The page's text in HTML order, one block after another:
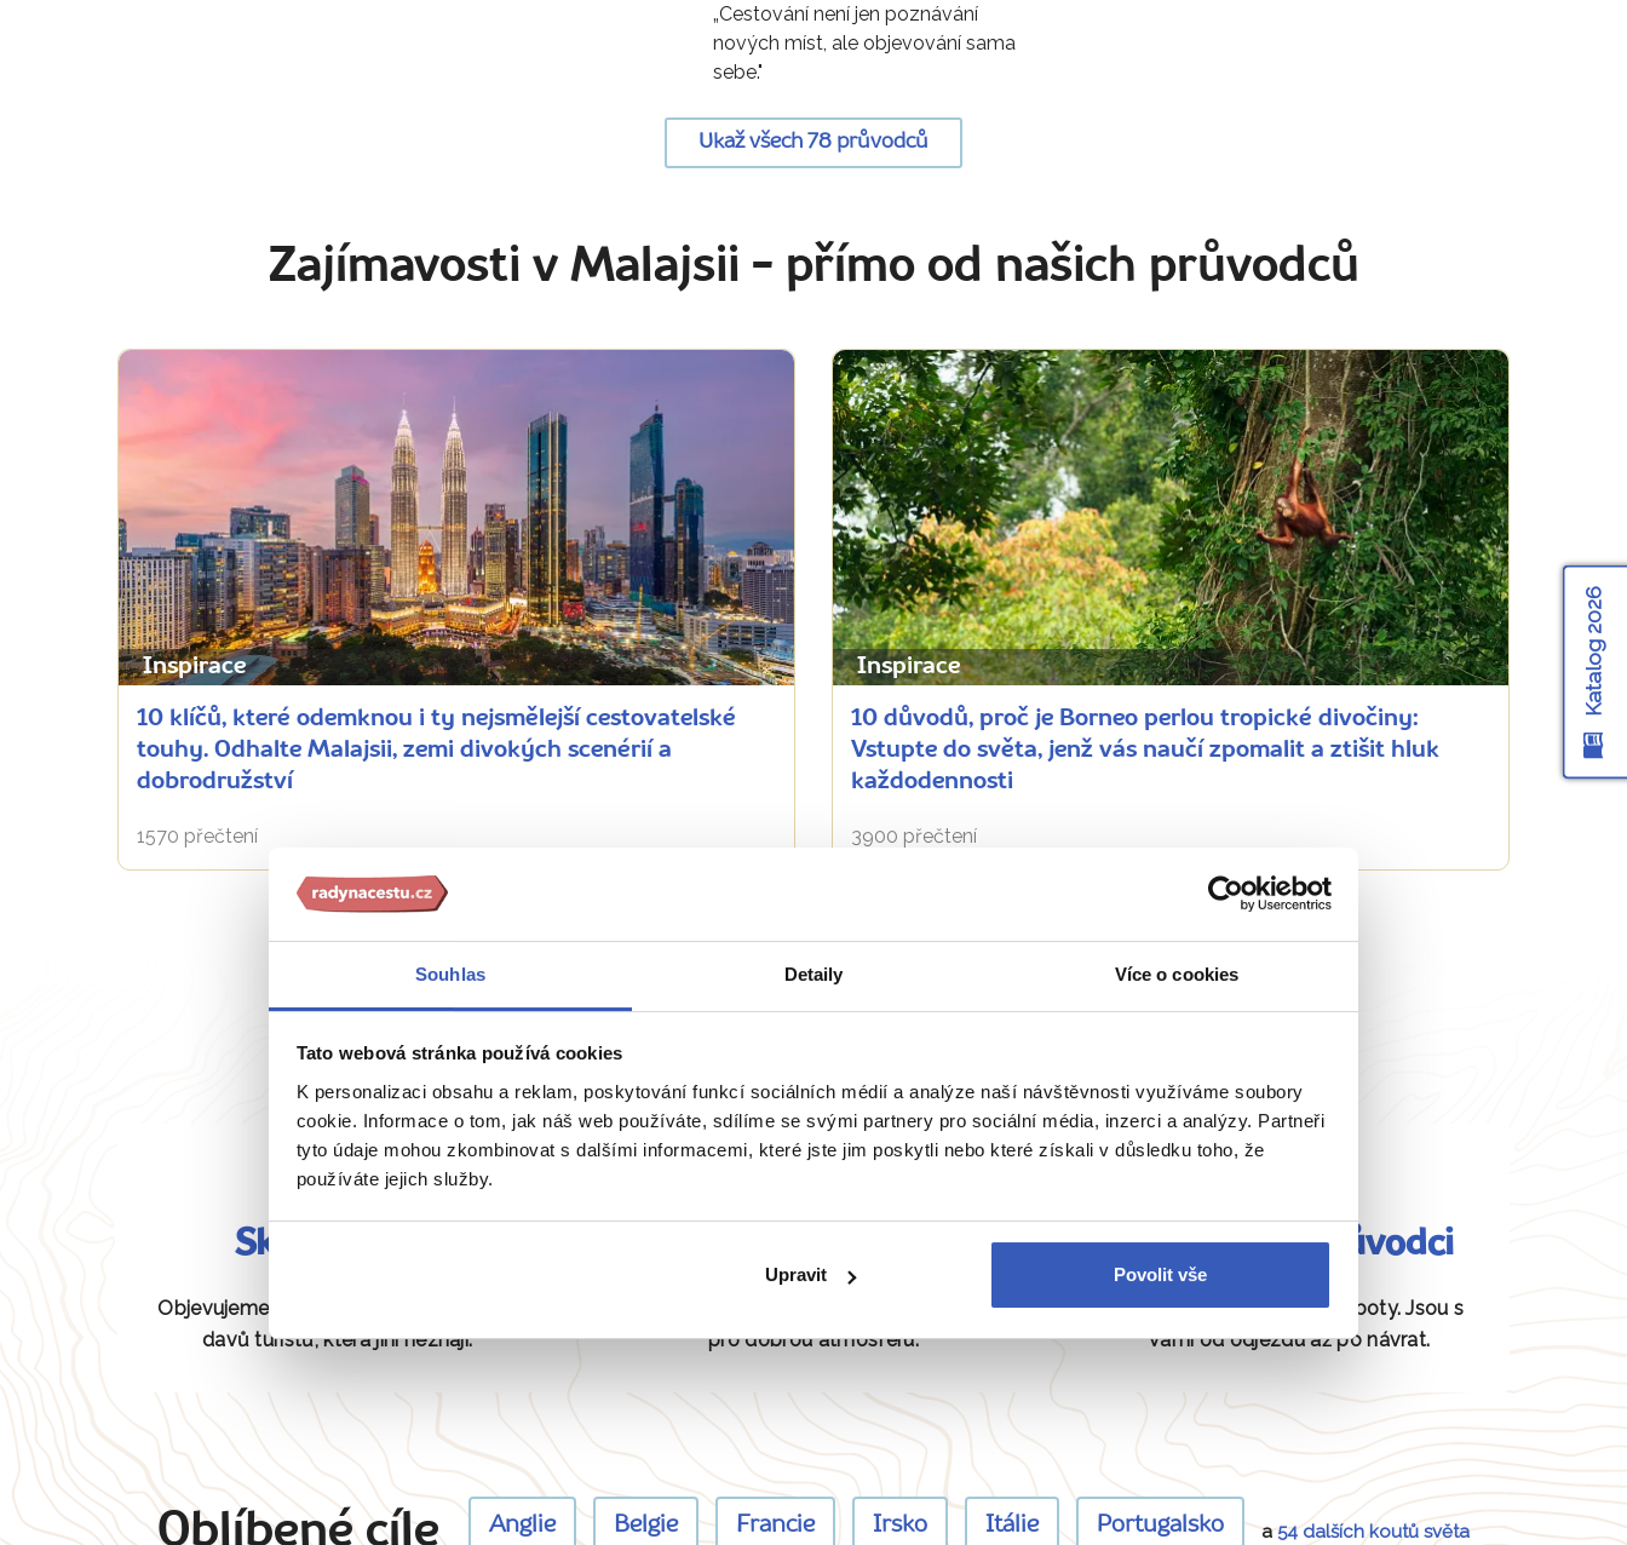
Souhlas Detaily Více o cookies
Tato webová stránka používá cookies
K personalizaci obsahu a reklam, poskytování funkcí sociálních médií a analýze naší návštěvnosti využíváme soubory
cookie. Informace o tom, jak náš web používáte, sdílíme se svými partnery pro sociální média, inzerci a analýzy. Partneři
tyto údaje mohou zkombinovat s dalšími informacemi, které jste jim poskytli nebo které získali v důsledku toho, že
používáte jejich služby.
Upravit Povolit vše
„Cestování není jen poznávání
nových míst, ale objevování sama
sebe."
Ukaž všech 78 průvodců
Zajímavosti v Malajsii - přímo od našich průvodců
Inspirace
10 klíčů, které odemknou i ty nejsmělejší cestovatelské
touhy. Odhalte Malajsii, zemi divokých scenérií a
dobrodružství
1570 přečtení
Inspirace
10 důvodů, proč je Borneo perlou tropické divočiny:
Vstupte do světa, jenž vás naučí zpomalit a ztišit hluk
každodennosti
3900 přečtení
Zobrazit všechny články o Malajsii
Naše péče nezná hranice
Skryté perly
Objevujeme pro vás unikátní místa bez
davů turistů, která jiní neznají.
pro dobrou atmosféru.
Fundovaní průvodci
Daná místa znají jako své boty. Jsou s
vámi od odjezdu až po návrat.
Oblíbené cíle Anglie Belgie Francie Irsko Itálie Portugalsko a54 dalších koutů světa
Katalog 2026